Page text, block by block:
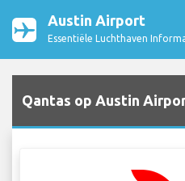
Austin Airport
Essentiële Luchthaven
Qantas op Austin